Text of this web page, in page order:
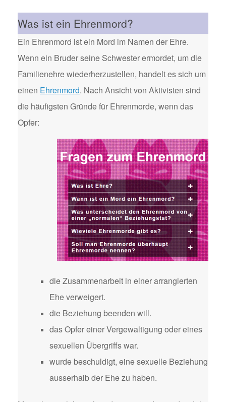
Was ist ein Ehrenmord?
Ein Ehrenmord ist ein Mord im Namen der Ehre.
Wenn ein Bruder seine Schwester ermordet, um die
Familienehre wiederherzustellen, handelt es sich um
einen Ehrenmord. Nach Ansicht von Aktivisten sind
die häufigsten Gründe für Ehrenmorde, wenn das
Opfer:
die Zusammenarbeit in einer arrangierten
Ehe verweigert.
die Beziehung beenden will.
das Opfer einer Vergewaltigung oder eines
sexuellen Übergriffs war.
wurde beschuldigt, eine sexuelle Beziehung
ausserhalb der Ehe zu haben.